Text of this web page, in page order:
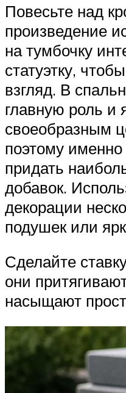
Повесьте над
произведение
на тумбочку
статуэтку,
взгляд. В
главную роль и
своеобразным
поэтому
придать
добавок.
декорации
подушек или
Сделайте
они
насыщают